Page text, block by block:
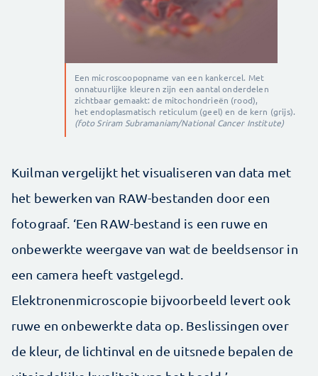
Een microscoopopname van een kankercel. Met
onnatuurlijke kleuren zijn een aantal onderdelen
zichtbaar gemaakt: de mitochondrieën (rood),
het endoplasmatisch reticulum (geel) en de kern (grijs).
(foto Sriram Subramaniam/National Cancer Institute)
Kuilman vergelijkt het visualiseren van data met
het bewerken van RAW-bestanden door een
fotograaf. ‘Een RAW-bestand is een ruwe en
onbewerkte weergave van wat de beeldsensor in
een camera heeft vastgelegd.
Elektronenmicroscopie bijvoorbeeld levert ook
ruwe en onbewerkte data op. Beslissingen over
de kleur, de lichtinval en de ­uitsnede bepalen de